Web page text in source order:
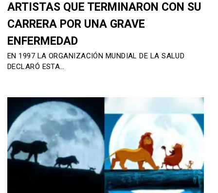
ARTISTAS QUE TERMINARON CON SU
CARRERA POR UNA GRAVE
ENFERMEDAD
EN 1997 LA ORGANIZACIÓN MUNDIAL DE LA SALUD
DECLARÓ ESTA…